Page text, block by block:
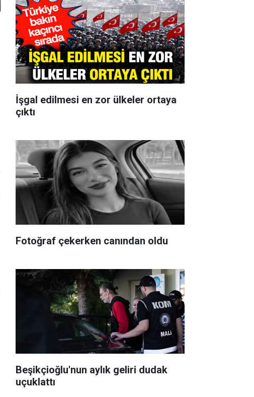
İşgal edilmesi en zor ülkeler ortaya
çıktı
Fotoğraf çekerken canından oldu
Beşikçioğlu'nun aylık geliri dudak
uçuklattı